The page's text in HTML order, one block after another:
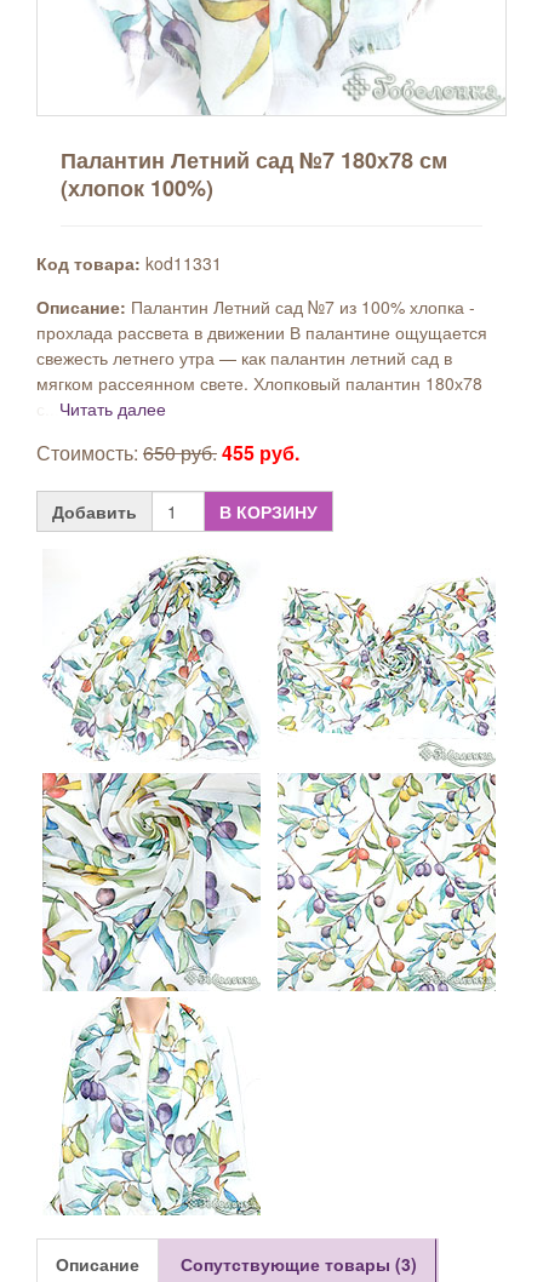
Палантин Летний сад №7 180х78 см
(хлопок 100%)
Код товара: kod11331
Описание: Палантин Летний сад №7 из 100% хлопка -
прохлада рассвета в движении В палантине ощущается
свежесть летнего утра — как палантин летний сад в
мягком рассеянном свете. Хлопковый палантин 180х78
Читать далее
Стоимость: 650 руб.455 руб.
Добавить В КОРЗИНУ
Описание Сопутствующие товары (3)